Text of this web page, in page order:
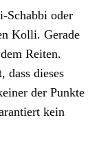
Schabbi oder
Kolli. Gerade
Reiten.
dass dieses
der Punkte
kein